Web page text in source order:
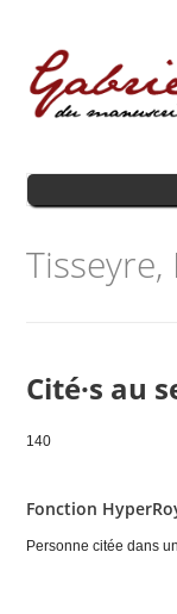
Cité·s au
140
Fonction
Personne citée dans